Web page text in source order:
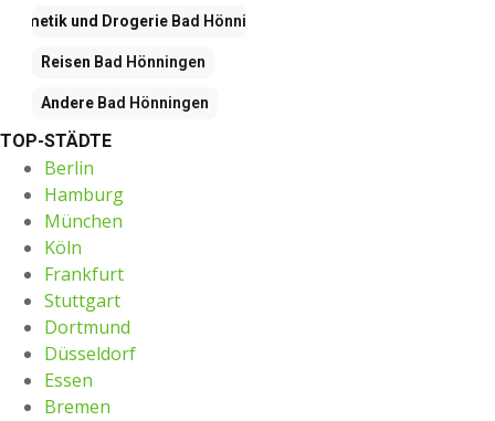
und Drogerie Bad Hönningen
Reisen Bad Hönningen
Andere Bad Hönningen
TOP-STÄDTE
Berlin
Hamburg
München
Köln
Frankfurt
Stuttgart
Dortmund
Düsseldorf
Essen
Bremen